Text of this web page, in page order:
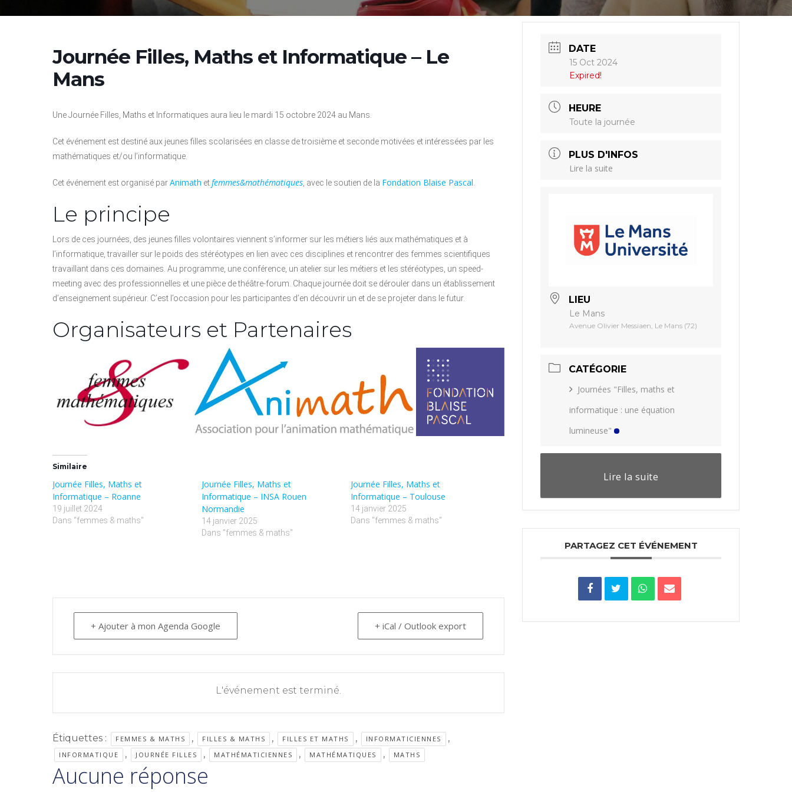
Journée Filles, Maths et Informatique – Le
Mans
Une Journée Filles, Maths et Informatiques aura lieu le mardi 15 octobre 2024 au Mans.
Cet événement est destiné aux jeunes filles scolarisées en classe de troisième et seconde motivées et intéressées par les
mathématiques et/ou l’informatique.
Cet événement est organisé parAnimath etfemmes&mathématiques , avec le soutien de la Fondation Blaise Pascal
Le principe
Lors de ces journées, des jeunes filles volontaires viennent s’informer sur les métiers liés aux mathématiques et à
l’informatique, travailler sur le poids des stéréotypes en lien avec ces disciplines et rencontrer des femmes scientifiques
travaillant dans ces domaines. Au programme, une conférence, un atelier sur les métiers et les stéréotypes, un speed-
meeting avec des professionnelles et une pièce de théâtre-forum. Chaque journée doit se dérouler dans un établissement
d’enseignement supérieur. C’est l’occasion pour les participantes d’en découvrir un et de se projeter dans le futur.
Organisateurs et Partenaires
Similaire
Journée Filles, Maths et
Informatique – Roanne
19 juillet 2024
Dans "femmes & maths"
Journée Filles, Maths et
Informatique – INSA Rouen
Normandie
14 janvier 2025
Dans "femmes & maths"
Journée Filles, Maths et
Informatique – Toulouse
14 janvier 2025
Dans "femmes & maths"
+ Ajouter à mon Agenda Google + iCal / Outlook export
L'événement est terminé.
Étiquettes : FEMMES & MATHS , FILLES & MATHS , FILLES ET MATHS , INFORMATICIENNES ,
INFORMATIQUE , JOURNÉE FILLES , MATHÉMATICIENNES , MATHÉMATIQUES , MATHS
DATE
15 Oct 2024
Expired!
HEURE
Toute la journée
PLUS D'INFOS
Lire la suite
LIEU
Le Mans
Avenue Olivier Messiaen, Le Mans (72)
CATÉGORIE
Journées "Filles, maths et
informatique : une équation
lumineuse"
Lire la suite
PARTAGEZ CET ÉVÉNEMENT
Aucune réponse